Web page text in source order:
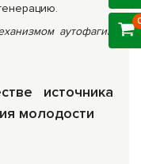
аутофагии
источника
молодости